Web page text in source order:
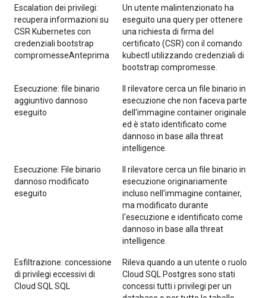
Escalation dei privilegi:
recupera informazioni su
CSR Kubernetes con
credenziali bootstrap
compromesseAnteprima
Un utente malintenzionato ha
eseguito una query per ottenere
una richiesta di firma del
certificato (CSR) con il comando
kubectl utilizzando credenziali di
bootstrap compromesse.
Esecuzione: file binario
aggiuntivo dannoso
eseguito
Il rilevatore cerca un file binario in
esecuzione che non faceva parte
dell'immagine container originale
ed è stato identificato come
dannoso in base alla threat
intelligence.
Esecuzione: File binario
dannoso modificato
eseguito
Il rilevatore cerca un file binario in
esecuzione originariamente
incluso nell'immagine container,
ma modificato durante
l'esecuzione e identificato come
dannoso in base alla threat
intelligence.
Esfiltrazione: concessione
di privilegi eccessivi di
Cloud SQL SQL
Rileva quando a un utente o ruolo
Cloud SQL Postgres sono stati
concessi tutti i privilegi per un